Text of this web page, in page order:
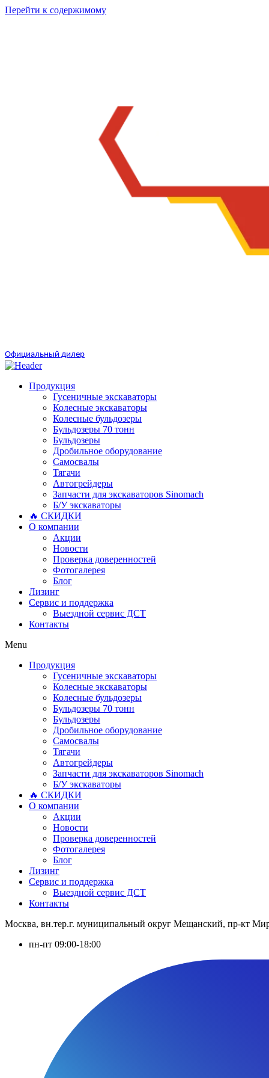
Перейти к содержимому
Официальный дилер
Продукция
Гусеничные экскаваторы
Колесные экскаваторы
Колесные бульдозеры
Бульдозеры 70 тонн
Бульдозеры
Дробильное оборудование
Самосвалы
Тягачи
Автогрейдеры
Запчасти для экскаваторов Sinomach
Б/У экскаваторы
🔥 СКИДКИ
О компании
Акции
Новости
Проверка доверенностей
Фотогалерея
Блог
Лизинг
Сервис и поддержка
Выездной сервис ДСТ
Контакты
Menu
Продукция
Гусеничные экскаваторы
Колесные экскаваторы
Колесные бульдозеры
Бульдозеры 70 тонн
Бульдозеры
Дробильное оборудование
Самосвалы
Тягачи
Автогрейдеры
Запчасти для экскаваторов Sinomach
Б/У экскаваторы
🔥 СКИДКИ
О компании
Акции
Новости
Проверка доверенностей
Фотогалерея
Блог
Лизинг
Сервис и поддержка
Выездной сервис ДСТ
Контакты
Москва, вн.тер.г. муниципальный округ Мещанский, пр-кт
пн-пт 09:00-18:00